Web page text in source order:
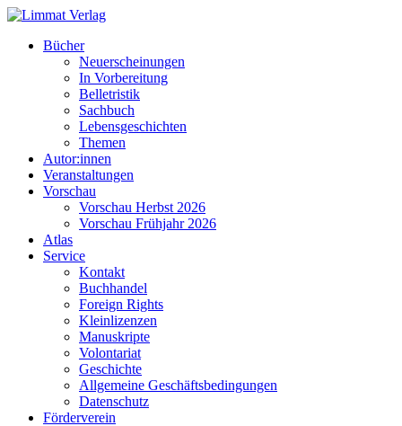
Bücher
Neuerscheinungen
In Vorbereitung
Belletristik
Sachbuch
Lebensgeschichten
Themen
Autor:innen
Veranstaltungen
Vorschau
Vorschau Herbst 2026
Vorschau Frühjahr 2026
Atlas
Service
Kontakt
Buchhandel
Foreign Rights
Kleinlizenzen
Manuskripte
Volontariat
Geschichte
Allgemeine Geschäftsbedingungen
Datenschutz
Förderverein